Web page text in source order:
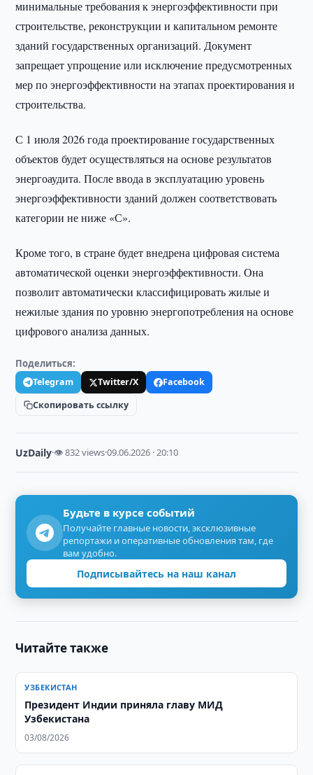
минимальные требования к энергоэффективности при
строительстве, реконструкции и капитальном ремонте
зданий государственных организаций. Документ
запрещает упрощение или исключение предусмотренных
мер по энергоэффективности на этапах проектирования и
строительства.
С 1 июля 2026 года проектирование государственных
объектов будет осуществляться на основе результатов
энергоаудита. После ввода в эксплуатацию уровень
энергоэффективности зданий должен соответствовать
категории не ниже «С».
Кроме того, в стране будет внедрена цифровая система
автоматической оценки энергоэффективности. Она
позволит автоматически классифицировать жилые и
нежилые здания по уровню энергопотребления на основе
цифрового анализа данных.
Поделиться:
Telegram Twitter/X
Facebook
Скопировать ссылку
UzDaily·👁 832 views·09.06.2026 · 20:10
Будьте в курсе событий
Получайте главные новости, эксклюзивные
репортажи и оперативные обновления там, где
вам удобно.
Подписывайтесь на наш канал
Читайте также
УЗБЕКИСТАН
Президент Индии приняла главу МИД
Узбекистана
03/08/2026